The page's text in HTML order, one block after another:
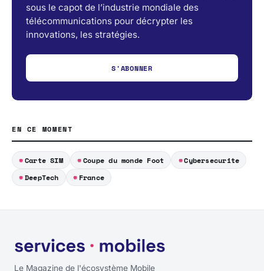
sous le capot de l’industrie mondiale des
télécommunications pour décrypter les
innovations, les stratégies.
S'ABONNER
EN CE MOMENT
Carte SIM Coupe du monde Foot
Cybersecurite
DeepTech
France
Le Magazine de l'écosystème Mobile